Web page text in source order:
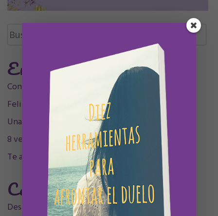
Buscar:
Entradas Recientes
Contigo siempre, siempre en mí, mamá.
Feliz Undécimo cumpleaños, Olivia
Una decada sintigo
8 velitas, 9 plumitas
Te acompaño en el sentimiento
Categorías
Desarrollo personal(32)